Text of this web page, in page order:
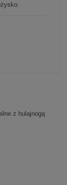
z hulajnogą